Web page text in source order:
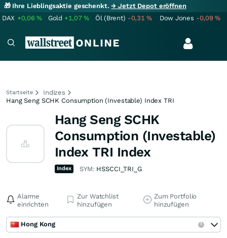
🎁 Ihre Lieblingsaktie geschenkt.→ Jetzt Depot eröffnen
DAX +0,06% Gold +1,07% Öl (Brent) -0,31% Dow Jones -0,09%
Startseite
Indizes
Hang Seng SCHK Consumption (Investable) Index TRI
Hang Seng SCHK
Consumption (Investable)
Index TRI Index
Index SYM: HSSCCI_TRI_G
Alarme
einrichten
Zur Watchlist
hinzufügen
Zum Portfolio
hinzufügen
Hong Kong